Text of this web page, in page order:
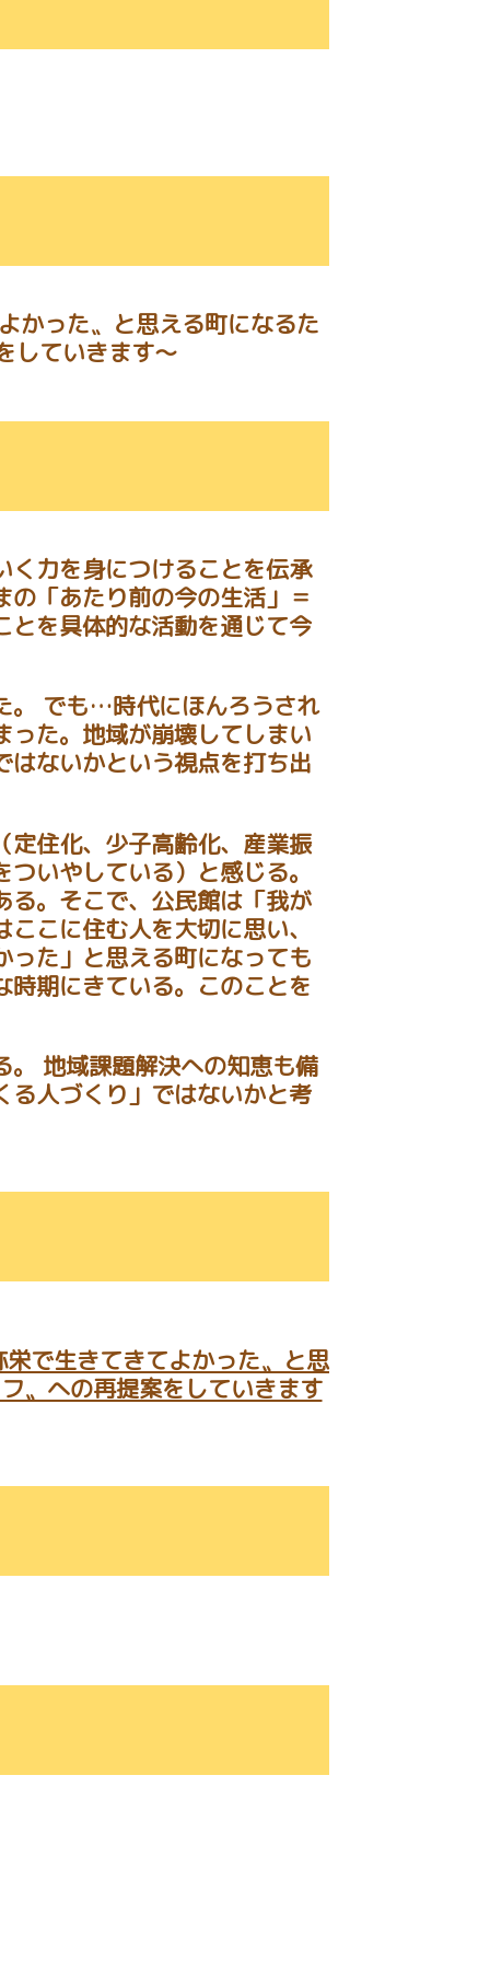
かった〟と思える町になるた
していきます～
力を身につけることを伝承
「あたり前の今の生活」＝
とを具体的な活動を通じて今
。 でも…時代にほんろうされ
た。地域が崩壊してしまい
ないかという視点を打ち出
住化、少子高齢化、産業振
いやしている）と感じる。
る。そこで、公民館は「我が
こに住む人を大切に思い、
た」と思える町になっても
期にきている。このことを
地域課題解決への知恵も備
る人づくり」ではないかと考
で生きてきてよかった〟と思
〟への再提案をしていきます